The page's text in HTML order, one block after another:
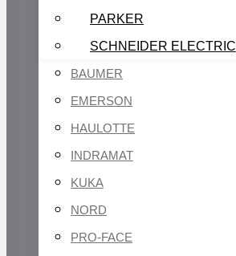
PARKER
SCHNEIDER ELECTRIC
BAUMER
EMERSON
HAULOTTE
INDRAMAT
KUKA
NORD
PRO-FACE